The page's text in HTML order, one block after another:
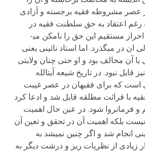
عصر مشروطه فقیه برجسته و آزادی
رغم اعتقاد به حق سلطنت فقیه در
عصر غیبت، در نهایت احراز مستقیم این حق را نامکن می­
ان در می­گذرد. اما استاد نائینی یعنی
با آن مخالف بود و او حتی چنان ولایتی
قایل نبود. در تاریخ شیعه آیت­الله
است که برای فقیهان در عصر غیبت
با قرائت مطلقه قایل شد و ادعا کرد
و فرمانروا شود. در عین حال اهمیت
بلکه اهمیت آن در تحقق و تعین آن
انجام شد و اگر چنین نمی­شد به
زیادی از نظریات ریز و درشت دیگر به